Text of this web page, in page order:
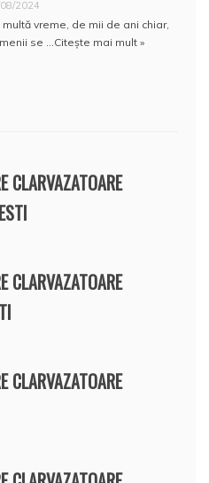
2024
multă vreme, de mii de ani chiar,
se … Citește mai mult »
CLARVAZATOARE
CLARVAZATOARE
CLARVAZATOARE